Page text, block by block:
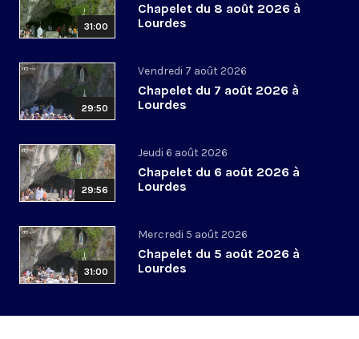
31:00
Chapelet du 8 août 2026 à
Lourdes
29:50
Vendredi 7 août 2026
Chapelet du 7 août 2026 à
Lourdes
29:56
Jeudi 6 août 2026
Chapelet du 6 août 2026 à
Lourdes
31:00
Mercredi 5 août 2026
Chapelet du 5 août 2026 à
Lourdes